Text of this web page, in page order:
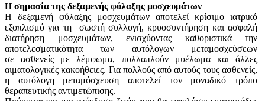
Η σημασία της δεξαμενής φύλαξης μοσχευμάτων
Η δεξαμενή φύλαξης μοσχευμάτων αποτελεί κρίσιμο ιατρικό
εξοπλισμό για τη σωστή συλλογή, κρυοσυντήρηση και ασφαλή
διατήρηση μοσχευμάτων, ενισχύοντας καθοριστικά την
αποτελεσματικότητα των αυτόλογων μεταμοσχεύσεων
σε ασθενείς με λέμφωμα, πολλαπλούν μυέλωμα και άλλες
αιματολογικές κακοήθειες. Για πολλούς από αυτούς τους ασθενείς,
η αυτόλογη μεταμόσχευση αποτελεί τον μοναδικό τρόπο
θεραπευτικής αντιμετώπισης.